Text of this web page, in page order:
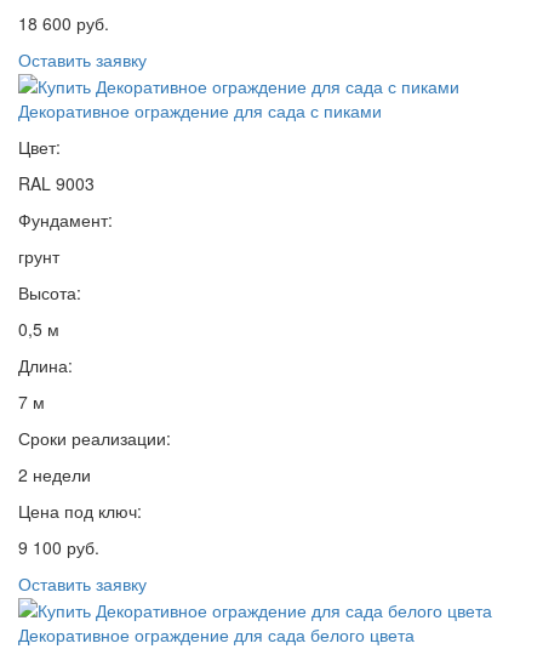
18 600 руб.
Оставить заявку
Декоративное ограждение для сада с пиками
Цвет:
RAL 9003
Фундамент:
грунт
Высота:
0,5 м
Длина:
7 м
Сроки реализации:
2 недели
Цена под ключ:
9 100 руб.
Оставить заявку
Декоративное ограждение для сада белого цвета